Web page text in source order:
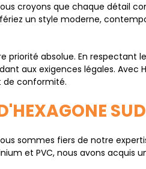
croyons que chaque détail
un style moderne,
priorité absolue. En respectant
aux exigences légales. Avec
de conformité.
sommes fiers de notre
et PVC, nous avons acquis